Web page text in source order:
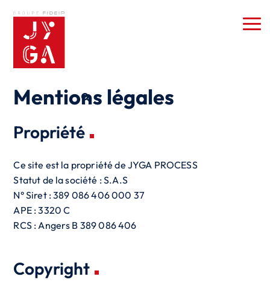
Mentions légales
Propriété
Ce site est la propriété de JYGA PROCESS
Statut de la société : S.A.S
N° Siret : 389 086 406 000 37
APE : 3320 C
RCS : Angers B 389 086 406
Copyright